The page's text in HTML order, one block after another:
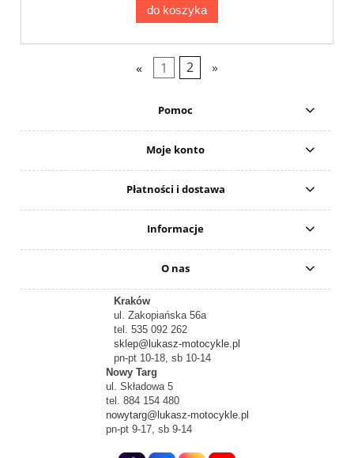
do koszyka
« 1 2 »
Pomoc
Moje konto
Płatności i dostawa
Informacje
O nas
Kraków
ul. Zakopiańska 56a
tel. 535 092 262
sklep@lukasz-motocykle.pl
pn-pt 10-18, sb 10-14
Nowy Targ
ul. Składowa 5
tel. 884 154 480
nowytarg@lukasz-motocykle.pl
pn-pt 9-17, sb 9-14